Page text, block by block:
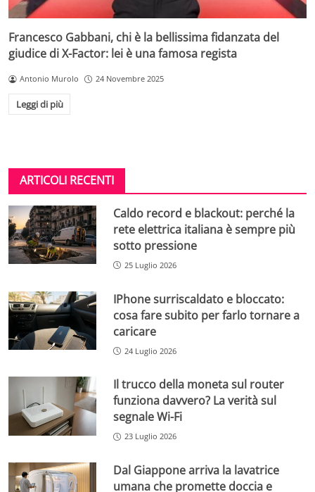
Francesco Gabbani, chi è la bellissima fidanzata del
giudice di X-Factor: lei è una famosa regista
Antonio Murolo 24 Novembre 2025
Leggi di più
ARTICOLI RECENTI
Caldo record e blackout: perché la
rete elettrica italiana è sempre più
sotto pressione
25 Luglio 2026
IPhone surriscaldato e bloccato:
cosa fare subito per farlo tornare a
caricare
24 Luglio 2026
Il trucco della moneta sul router
funziona davvero? La verità sul
segnale Wi-Fi
23 Luglio 2026
Dal Giappone arriva la lavatrice
umana che promette doccia e